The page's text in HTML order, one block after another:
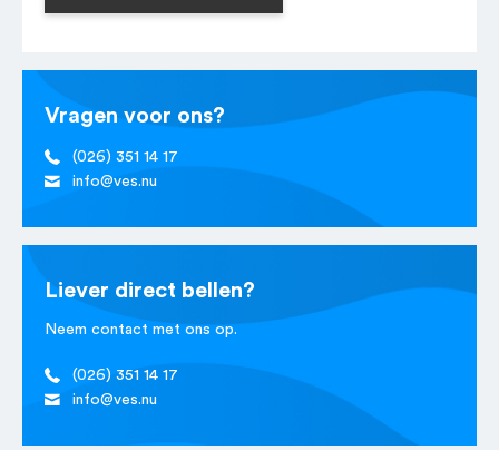
Vragen voor ons?
(026) 351 14 17
info@ves.nu
Liever direct bellen?
Neem contact met ons op.
(026) 351 14 17
info@ves.nu